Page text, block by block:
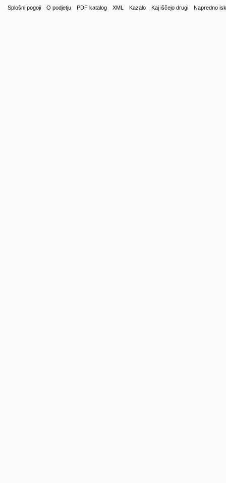
Splošni pogoji O podjetju PDF katalog XML Kazalo Kaj iščejo drugi Napredno